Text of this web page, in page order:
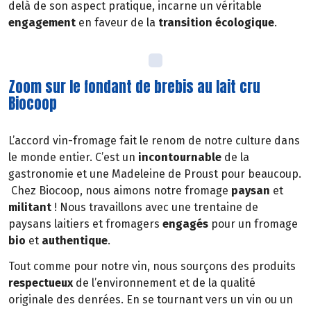
delà de son aspect pratique, incarne un véritable
engagement en faveur de la transition écologique.
Zoom sur le fondant de brebis au lait cru
Biocoop
L’accord vin-fromage fait le renom de notre culture dans
le monde entier. C’est un incontournable de la
gastronomie et une Madeleine de Proust pour beaucoup.
Chez Biocoop, nous aimons notre fromage paysan et
militant ! Nous travaillons avec une trentaine de
paysans laitiers et fromagers engagés pour un fromage
bio et authentique.
Tout comme pour notre vin, nous sourçons des produits
respectueux de l’environnement et de la qualité
originale des denrées. En se tournant vers un vin ou un